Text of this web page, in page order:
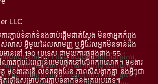
LLC
រភ្ជាប់ទំនាក់ទំនងចាប់ផ្តើមជាក់ស្តែង មិនថាអ្នកកំពុង
ស់លាស់ អ្វីមួយដែលសាមញ្ញ ឬអ្វីដែលអ្នកមិនទាន់ដឹង
ននៅ 190 ប្រទេស ជាមួយការផ្គូផ្គងជាង 55
វិធីណាត់ជួបដ៏ពេញនិយមបំផុតនៅលើពិភពលោក។ មុខងារ
ខងារតន្រ្តី លិខិតឆ្លងដែន ភាពស៊ីសង្វាក់គ្នា និងអ្វីៗជា
តឡើងសម្រាប់ការភ្ជាប់ទំនាក់ទំនងគ្រប់ប្រភេទ។
ាពឯកជនរបស់អ្នក។ យើង និងដៃគូរបស់យើងប្រើកម្ម
ស់ស្ទង់ទស្សនិកជននៃគេហទំព័ររបស់យើង និងមានការ
និងកែលម្អប្រតិបត្តិការទីផ្សាររបស់ Tinder ផ្ទាល់។